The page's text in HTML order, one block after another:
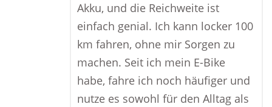
Akku, und die Reichweite ist
einfach genial. Ich kann locker 100
km fahren, ohne mir Sorgen zu
machen. Seit ich mein E-Bike
habe, fahre ich noch häufiger und
nutze es sowohl für den Alltag als